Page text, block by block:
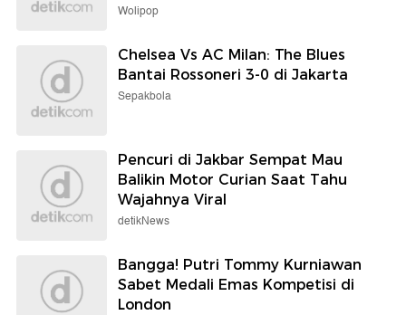
Wolipop
Chelsea Vs AC Milan: The Blues
Bantai Rossoneri 3-0 di Jakarta
Sepakbola
Pencuri di Jakbar Sempat Mau
Balikin Motor Curian Saat Tahu
Wajahnya Viral
detikNews
Bangga! Putri Tommy Kurniawan
Sabet Medali Emas Kompetisi di
London